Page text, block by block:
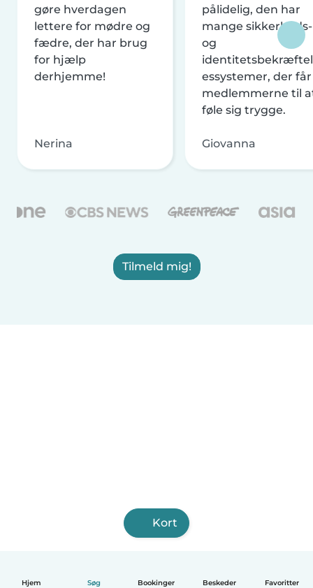
Hjem Søg Bookinger Beskeder Favoritter
gøre hverdagen
lettere for mødre og
fædre, der har brug
for hjælp
derhjemme!
Nerina
pålidelig, den har
mange sikkerheds-
og
essystemer, der får
medlemmerne til
føle sig trygge.
Giovanna
Tilmeld mig!
Kort